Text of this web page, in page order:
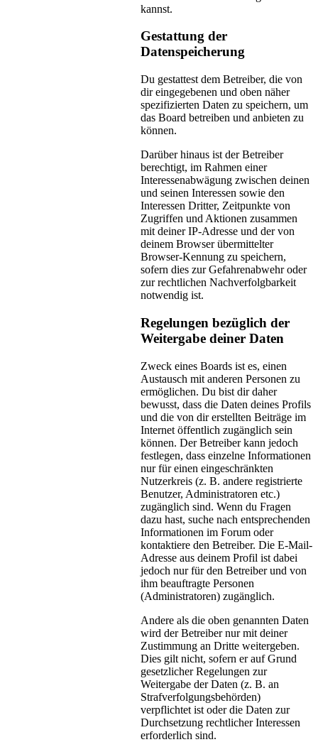
kannst.
Gestattung der
Datenspeicherung
Du gestattest dem Betreiber, die von
dir eingegebenen und oben näher
spezifizierten Daten zu speichern, um
das Board betreiben und anbieten zu
können.
Darüber hinaus ist der Betreiber
berechtigt, im Rahmen einer
Interessenabwägung zwischen deinen
und seinen Interessen sowie den
Interessen Dritter, Zeitpunkte von
Zugriffen und Aktionen zusammen
mit deiner IP-Adresse und der von
deinem Browser übermittelter
Browser-Kennung zu speichern,
sofern dies zur Gefahrenabwehr oder
zur rechtlichen Nachverfolgbarkeit
notwendig ist.
Regelungen bezüglich der
Weitergabe deiner Daten
Zweck eines Boards ist es, einen
Austausch mit anderen Personen zu
ermöglichen. Du bist dir daher
bewusst, dass die Daten deines Profils
und die von dir erstellten Beiträge im
Internet öffentlich zugänglich sein
können. Der Betreiber kann jedoch
festlegen, dass einzelne Informationen
nur für einen eingeschränkten
Nutzerkreis (z. B. andere registrierte
Benutzer, Administratoren etc.)
zugänglich sind. Wenn du Fragen
dazu hast, suche nach entsprechenden
Informationen im Forum oder
kontaktiere den Betreiber. Die E-Mail-
Adresse aus deinem Profil ist dabei
jedoch nur für den Betreiber und von
ihm beauftragte Personen
(Administratoren) zugänglich.
Andere als die oben genannten Daten
wird der Betreiber nur mit deiner
Zustimmung an Dritte weitergeben.
Dies gilt nicht, sofern er auf Grund
gesetzlicher Regelungen zur
Weitergabe der Daten (z. B. an
Strafverfolgungsbehörden)
verpflichtet ist oder die Daten zur
Durchsetzung rechtlicher Interessen
erforderlich sind.